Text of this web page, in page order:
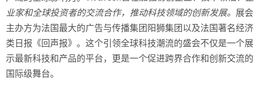
业家和全球投资者的交流合作，推动科技领域的创新发展。 展会
主办方为法国最大的广告与传播集团阳狮集团以及法国著名经济
类日报《回声报》。这个引领全球科技潮流的盛会不仅是一个展
示最新科技和产品的平台，更是一个促进跨界合作和创新交流的
国际级舞台。